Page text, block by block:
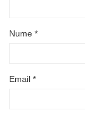
Nume *
Email *